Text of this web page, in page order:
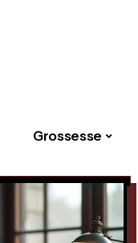
Grossesse